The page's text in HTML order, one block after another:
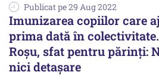
Publicat pe 29 Aug 2022
Imunizarea copiilor care
prima dată în
Roșu, sfat pentru părinți:
nici detașare